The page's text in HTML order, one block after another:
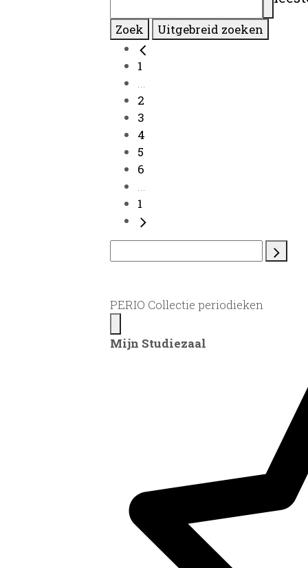
Zoek Uitgebreid zoeken
1
...
2
3
4
5
6
...
1
PERIO Collectie periodieken
Mijn Studiezaal